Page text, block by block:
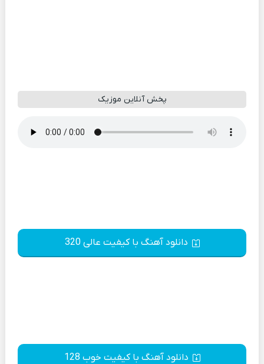
پخش آنلاین موزیک
دانلود آهنگ با کیفیت عالی 320
دانلود آهنگ با کیفیت خوب 128